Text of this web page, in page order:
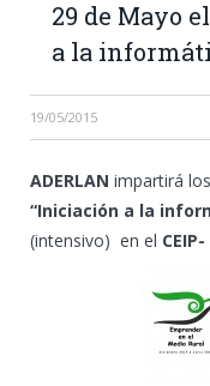
29 de Mayo
a la
19/05/2015
ADERLAN impartirá
“Iniciación a la
(intensivo) en el